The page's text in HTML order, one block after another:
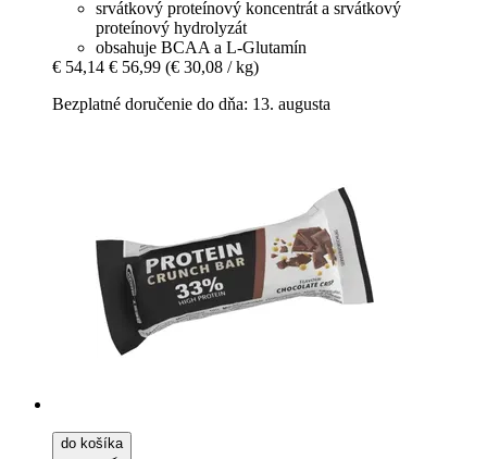
srvátkový proteínový koncentrát a srvátkový
proteínový hydrolyzát
obsahuje BCAA a L-Glutamín
€ 54,14 € 56,99 (€ 30,08 / kg)
Bezplatné doručenie do dňa: 13. augusta
do košíka